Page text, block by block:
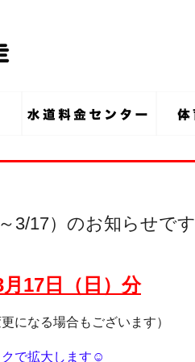
3/17）のお知らせです
17 日（日）分
になる場合もございます）
で拡大します☺